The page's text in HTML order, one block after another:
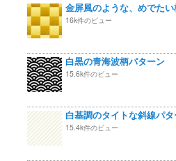
金屏風のような、めでた
16k件のビュー
白黒の青海波柄パターン
15.6k件のビュー
白基調のタイトな斜線パ
15.4k件のビュー